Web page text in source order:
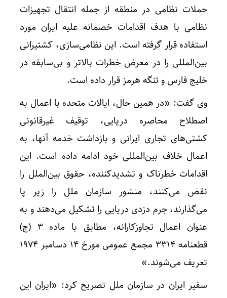
حملات نظامی در منطقه از جمله انتقال تجهیزات
نظامی با هدف اقدامات خصمانه علیه ایران مورد
استفاده قرار گرفته است. این نظامی‌سازی، کشتیرانی
بین‌المللی را در معرض خطرات بالاتر و بی‌سابقه در
خلیج فارس و تنگه هرمز قرار داده است.
وی گفت: «در همین حال، ایالات متحده با اعمال به
اصطلاح محاصره دریایی، توقیف غیرقانونی
کشتی‌های تجاری ایرانی و بازداشت خدمه آنها، به
اعمال خلاف بین‌المللی خود ادامه داده است. این
اقدامات خطرناک و تشدیدکننده، حقوق بین‌الملل را
نقض می‌کنند، منشور سازمان ملل را زیر پا
می‌گذارند، جرم دزدی دریایی را تشکیل می‌دهند و به
عنوان اعمال تجاوزکارانه، مطابق با ماده 3 (ج)
قطعنامه 3314 مجمع عمومی مورخ 14 دسامبر 1974
تعریف می‌شوند.»
سفیر ایران در سازمان ملل تصریح کرد: «ایران این